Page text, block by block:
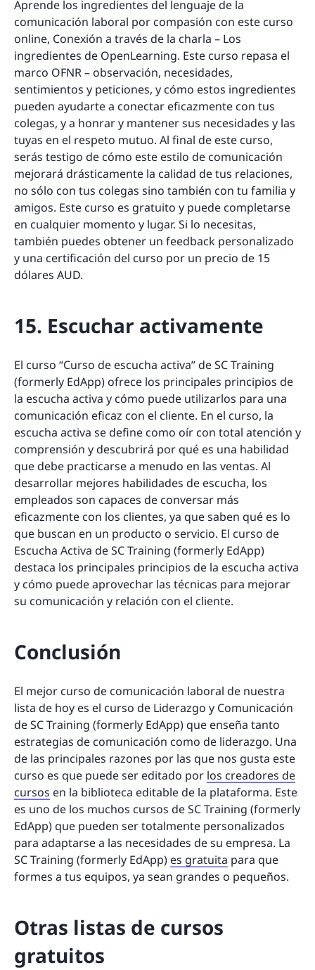
Aprende los ingredientes del lenguaje de la
comunicación laboral por compasión con este curso
online, Conexión a través de la charla – Los
ingredientes de OpenLearning. Este curso repasa el
marco OFNR – observación, necesidades,
sentimientos y peticiones, y cómo estos ingredientes
pueden ayudarte a conectar eficazmente con tus
colegas, y a honrar y mantener sus necesidades y las
tuyas en el respeto mutuo. Al final de este curso,
serás testigo de cómo este estilo de comunicación
mejorará drásticamente la calidad de tus relaciones,
no sólo con tus colegas sino también con tu familia y
amigos. Este curso es gratuito y puede completarse
en cualquier momento y lugar. Si lo necesitas,
también puedes obtener un feedback personalizado
y una certificación del curso por un precio de 15
dólares AUD.
15. Escuchar activamente
El curso “Curso de escucha activa” de SC Training
(formerly EdApp) ofrece los principales principios de
la escucha activa y cómo puede utilizarlos para una
comunicación eficaz con el cliente. En el curso, la
escucha activa se define como oír con total atención y
comprensión y descubrirá por qué es una habilidad
que debe practicarse a menudo en las ventas. Al
desarrollar mejores habilidades de escucha, los
empleados son capaces de conversar más
eficazmente con los clientes, ya que saben qué es lo
que buscan en un producto o servicio. El curso de
Escucha Activa de SC Training (formerly EdApp)
destaca los principales principios de la escucha activa
y cómo puede aprovechar las técnicas para mejorar
su comunicación y relación con el cliente.
Conclusión
El mejor curso de comunicación laboral de nuestra
lista de hoy es el curso de Liderazgo y Comunicación
de SC Training (formerly EdApp) que enseña tanto
estrategias de comunicación como de liderazgo. Una
de las principales razones por las que nos gusta este
curso es que puede ser editado por los creadores de
cursos en la biblioteca editable de la plataforma. Este
es uno de los muchos cursos de SC Training (formerly
EdApp) que pueden ser totalmente personalizados
para adaptarse a las necesidades de su empresa. La
SC Training (formerly EdApp) es gratuita para que
formes a tus equipos, ya sean grandes o pequeños.
Otras listas de cursos
gratuitos